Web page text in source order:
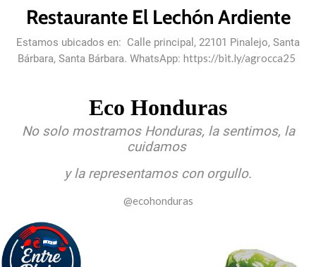
Restaurante El Lechón Ardiente
Estamos ubicados en: Calle principal, 22101 Pinalejo, Santa
Bárbara, Santa Bárbara. WhatsApp: https://bit.ly/agrocca25
Eco Honduras
No solo mostramos Honduras, la sentimos, la
cuidamos
y la representamos con orgullo.
@ecohonduras